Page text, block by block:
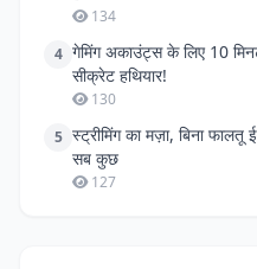
134
4 गेमिंग अकाउंट्स के लिए 10
सीक्रेट हथियार!
130
5 स्ट्रीमिंग का मज़ा, बिना
सब कुछ
127